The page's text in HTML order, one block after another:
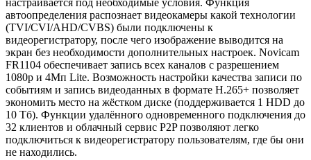
автоопределения распознает видеокамеры какой технологии
(TVI/CVI/AHD/CVBS) были подключены к
видеорегистратору, после чего изображение выводится на
экран без необходимости дополнительных настроек. Novicam
FR1104 обеспечивает запись всех каналов с разрешением
1080р и 4Мп Lite. Возможность настройки качества записи по
событиям и запись видеоданных в формате H.265+ позволяет
экономить место на жёстком диске (поддерживается 1 HDD до
10 Tб). Функции удалённого одновременного подключения до
32 клиентов и облачный сервис P2P позволяют легко
подключиться к видеорегистратору пользователям, где бы они
не находились.